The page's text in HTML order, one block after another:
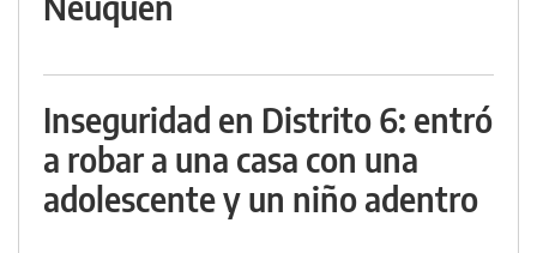
Inseguridad en Distrito 6: entró
a robar a una casa con una
adolescente y un niño adentro